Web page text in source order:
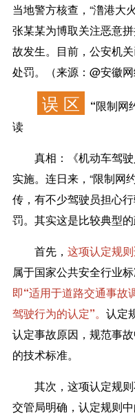
当地警方核查，“澛港大
张某某为博取关注恶意
故发生。目前，公安机
处罚。（来源：@安徽网
误 区
“限制网
读
真相：
《机动车驾
实施。连日来，“限制网
传，有不少驾驶员担心
罚。其实这是比较典型的
首先， 这项认定规则
属于国家公共安全行业
即“适用于道路交通事故
驾驶行为的认定”。 认定
认定事故原因，规范事
的技术标准。
其次， 这项认定规
交管局明确，认定规则